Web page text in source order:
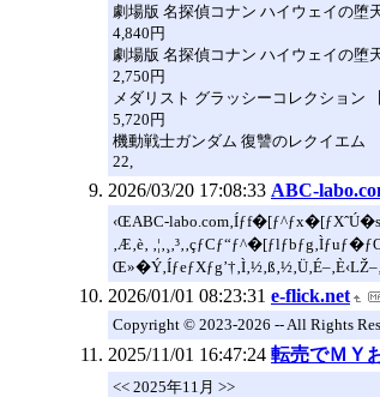
劇場版 名探偵コナン ハイウェイの堕
4,840円
劇場版 名探偵コナン ハイウェイの堕
2,750円
メダリスト グラッシーコレクション
5,720円
機動戦士ガンダム 復讐のレクイエム
22,
2026/03/20 17:08:33 ABC-
‹ŒABC-
‚Æ‚è‚
2026/01/01 08:23:31 e-flick.net
Copyright © 2023-2026 -- All Rights
2025/11/01 16:47:24 転売でＭＹ
<< 2025年11月 >>